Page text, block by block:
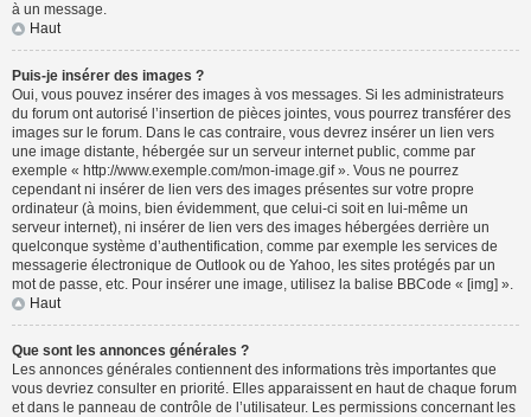
à un message.
Haut
Puis-je insérer des images ?
Oui, vous pouvez insérer des images à vos messages. Si les administrateurs
du forum ont autorisé l’insertion de pièces jointes, vous pourrez transférer des
images sur le forum. Dans le cas contraire, vous devrez insérer un lien vers
une image distante, hébergée sur un serveur internet public, comme par
exemple « http://www.exemple.com/mon-image.gif ». Vous ne pourrez
cependant ni insérer de lien vers des images présentes sur votre propre
ordinateur (à moins, bien évidemment, que celui-ci soit en lui-même un
serveur internet), ni insérer de lien vers des images hébergées derrière un
quelconque système d’authentification, comme par exemple les services de
messagerie électronique de Outlook ou de Yahoo, les sites protégés par un
mot de passe, etc. Pour insérer une image, utilisez la balise BBCode « [img] ».
Haut
Que sont les annonces générales ?
Les annonces générales contiennent des informations très importantes que
vous devriez consulter en priorité. Elles apparaissent en haut de chaque forum
et dans le panneau de contrôle de l’utilisateur. Les permissions concernant les